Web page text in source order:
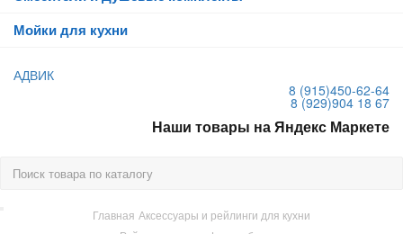
Мойки для кухни
АДВИК
8 (915)450-62-64
8 (929)904 18 67
Наши товары на Яндекс Маркете
Главная Аксессуары и рейлинги для кухни